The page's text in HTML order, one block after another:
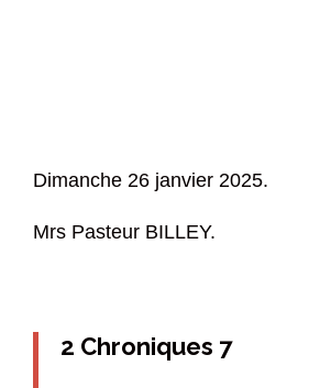
Dimanche 26 janvier 2025.
Mrs Pasteur BILLEY.
2 Chroniques 7